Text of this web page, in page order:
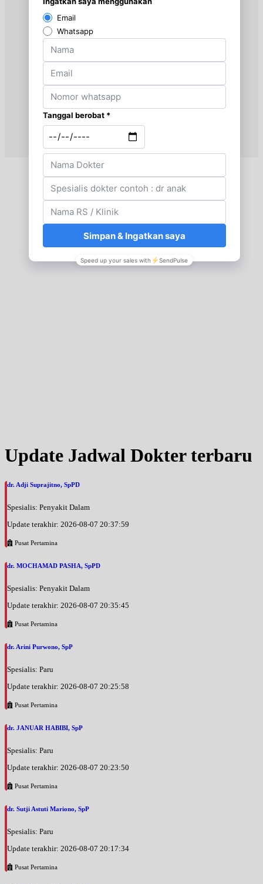
Update Jadwal Dokter terbaru
dr. Adji Suprajitno, SpPD
Spesialis: Penyakit Dalam
Update terakhir: 2026-08-07 20:37:59
Pusat Pertamina
dr. MOCHAMAD PASHA, SpPD
Spesialis: Penyakit Dalam
Update terakhir: 2026-08-07 20:35:45
Pusat Pertamina
dr. Arini Purwono, SpP
Spesialis: Paru
Update terakhir: 2026-08-07 20:25:58
Pusat Pertamina
dr. JANUAR HABIBI, SpP
Spesialis: Paru
Update terakhir: 2026-08-07 20:23:50
Pusat Pertamina
dr. Sutji Astuti Mariono, SpP
Spesialis: Paru
Update terakhir: 2026-08-07 20:17:34
Pusat Pertamina